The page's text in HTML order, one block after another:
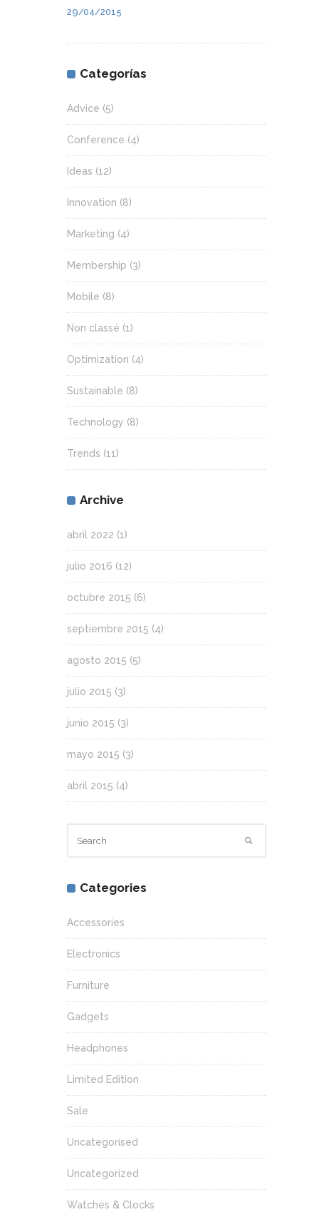
29/04/2015
Categorías
Advice (5)
Conference (4)
Ideas (12)
Innovation (8)
Marketing (4)
Membership (3)
Mobile (8)
Non classé (1)
Optimization (4)
Sustainable (8)
Technology (8)
Trends (11)
Archive
abril 2022 (1)
julio 2016 (12)
octubre 2015 (6)
septiembre 2015 (4)
agosto 2015 (5)
julio 2015 (3)
junio 2015 (3)
mayo 2015 (3)
abril 2015 (4)
Categories
Accessories
Electronics
Furniture
Gadgets
Headphones
Limited Edition
Sale
Uncategorised
Uncategorized
Watches & Clocks